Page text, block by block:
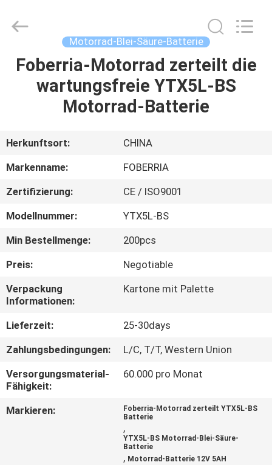
HAUS
PRODUKTE
VIDEOS
UNS
FABRIK-
AUSFLUG
QUALITÄTSKONTROLLE
SIE
MIT
2021
Rights
Motorrad-Blei-Säure-Batterie
Foberria-Motorrad zerteilt die
wartungsfreie YTX5L-BS
Motorrad-Batterie
Herkunftsort:
CHINA
Markenname:
FOBERRIA
Zertifizierung:
CE / ISO9001
Modellnummer:
YTX5L-BS
Min Bestellmenge:
200pcs
Preis:
Negotiable
Verpackung
Informationen:
Kartone mit Palette
Lieferzeit:
25-30days
Zahlungsbedingungen:
L/C, T/T, Western Union
Versorgungsmaterial-
Fähigkeit:
60.000 pro Monat
Markieren:
Foberria-Motorrad zerteilt YTX5L-BS
Batterie
,
YTX5L-BS Motorrad-Blei-Säure-
Batterie
, Motorrad-Batterie 12V 5AH